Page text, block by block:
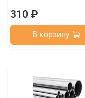
310 ₽
В корзину